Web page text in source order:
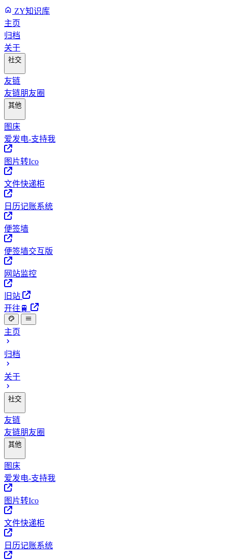
ZY知识库
主页
归档
关于
社交
友链
友链朋友圈
其他
图床
爱发电-支持我
图片转Ico
文件快递柜
日历记账系统
便签墙
便签墙交互版
网站监控
旧站
开往🚆
主页
归档
关于
社交
友链
友链朋友圈
其他
图床
爱发电-支持我
图片转Ico
文件快递柜
日历记账系统